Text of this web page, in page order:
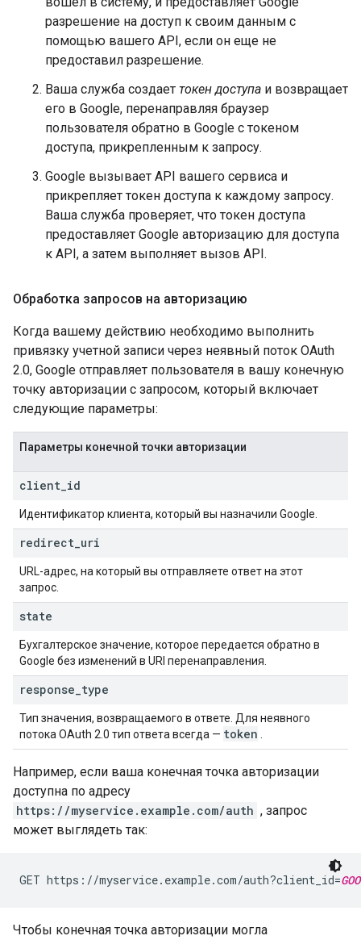
разрешение на доступ к своим данным с
помощью вашего API, если он еще не
предоставил разрешение.
Ваша служба создает токен доступа и возвращает
его в Google, перенаправляя браузер
пользователя обратно в Google с токеном
доступа, прикрепленным к запросу.
Google вызывает API вашего сервиса и
прикрепляет токен доступа к каждому запросу.
Ваша служба проверяет, что токен доступа
предоставляет Google авторизацию для доступа
к API, а затем выполняет вызов API.
Обработка запросов на авторизацию
Когда вашему действию необходимо выполнить
привязку учетной записи через неявный поток OAuth
2.0, Google отправляет пользователя в вашу конечную
точку авторизации с запросом, который включает
следующие параметры:
Параметры конечной точки авторизации
client id
Идентификатор клиента, который вы назначили Google.
redirect uri
URL-адрес, на который вы отправляете ответ на этот
запрос.
state
Бухгалтерское значение, которое передается обратно в
Google без изменений в URI перенаправления.
response type
Тип значения, возвращаемого в ответе. Для неявного
потока OAuth 2.0 тип ответа всегда — token
Например, если ваша конечная точка авторизации
доступна по адресу
https://myservice.example.com/auth , запрос
может выглядеть так:
GET https://myservice.example.com/auth?client_id=
Чтобы конечная точка авторизации могла